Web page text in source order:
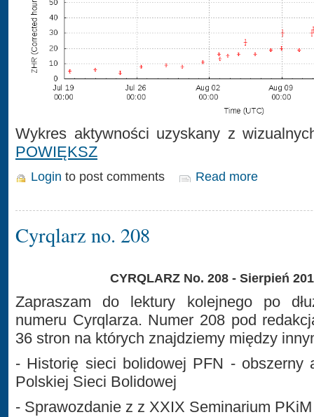
Wykres aktywności uzyskany z
POWIĘKSZ
Login to post comments Read more
Cyrqlarz no. 208
CYRQLARZ No. 208 - Sierpień
Zapraszam do lektury kolejnego po
numeru Cyrqlarza. Numer 208 pod
36 stron na których znajdziemy między
- Historię sieci bolidowej PFN - obszerny
Polskiej Sieci Bolidowej
- Sprawozdanie z z XXIX Seminarium PKiM